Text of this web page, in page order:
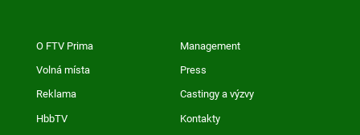
O FTV Prima Management
Volná místa Press
Reklama Castingy a výzvy
HbbTV Kontakty